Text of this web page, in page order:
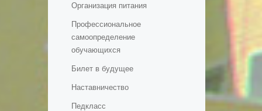
Организация питания
Профессиональное
самоопределение
обучающихся
Билет в будущее
Наставничество
Педкласс